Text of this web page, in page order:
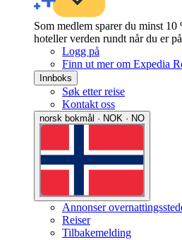
Som medlem sparer du minst
hoteller verden rundt når du er
Logg på
Finn ut mer om Expedia
Innboks
Søk etter reise
Kontakt oss
norsk bokmål · NOK · NO
Annonser
Reiser
Tilbakemelding